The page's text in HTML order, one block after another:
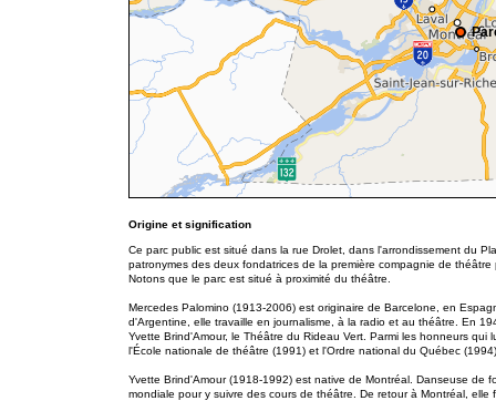
Origine et signification
Ce parc public est situé dans la rue Drolet, dans l'arrondissement du
patronymes des deux fondatrices de la première compagnie de
Notons que le parc est situé à proximité du théâtre.
Mercedes Palomino (1913-2006) est originaire de Barcelone, en
d'Argentine, elle travaille en journalisme, à la radio et au théâtre. En
Yvette Brind'Amour, le Théâtre du Rideau Vert. Parmi les honneurs
l'École nationale de théâtre (1991) et l'Ordre national du Québec
Yvette Brind'Amour (1918-1992) est native de Montréal. Danseuse de
mondiale pour y suivre des cours de théâtre. De retour à Montréal,